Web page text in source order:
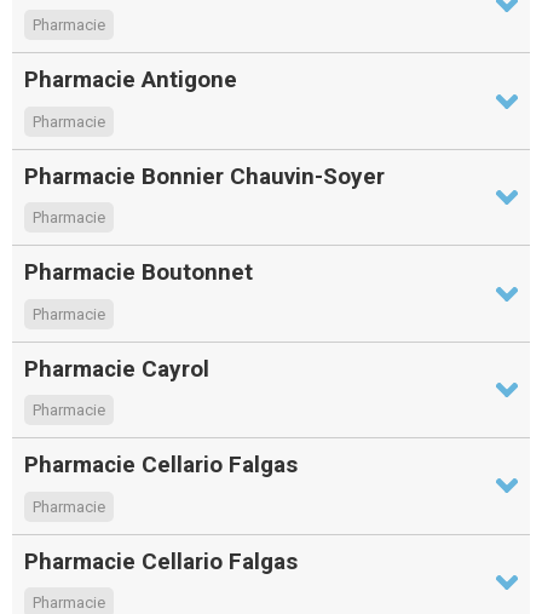
Pharmacie
Pharmacie Antigone
Pharmacie
Pharmacie Bonnier Chauvin-Soyer
Pharmacie
Pharmacie Boutonnet
Pharmacie
Pharmacie Cayrol
Pharmacie
Pharmacie Cellario Falgas
Pharmacie
Pharmacie Cellario Falgas
Pharmacie